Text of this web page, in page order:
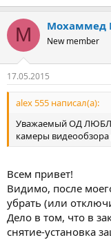
М Мохаммед
New member
17.05.2015
alex 555 написал(а):
Уважаемый ОД
камеры
Всем привет!
Видимо, после
убрать (или
Дело в том, что в
снятие-установка